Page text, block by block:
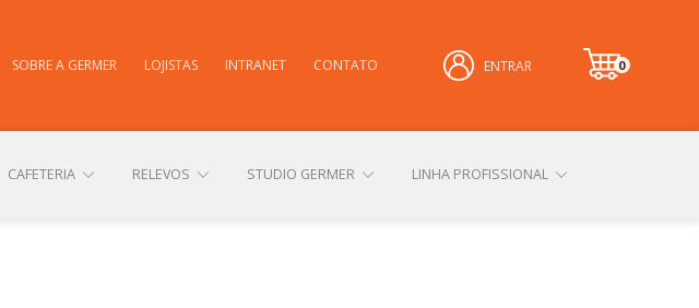
SOBRE A GERMER LOJISTAS INTRANET CONTATO ENTRAR
0
it
CAFETERIA RELEVOS STUDIO GERMER LINHA PROFISSIONAL